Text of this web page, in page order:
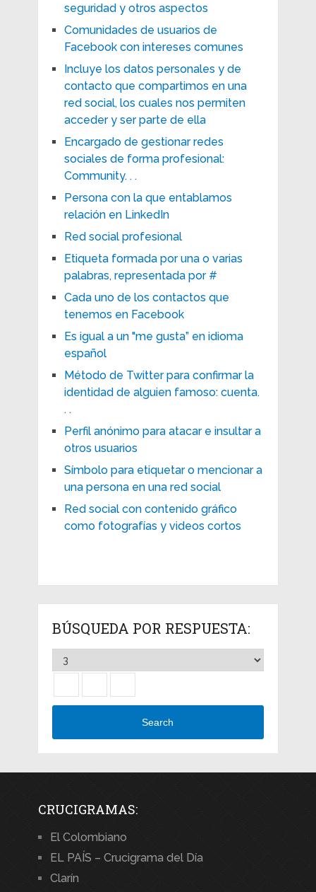
seguridad y otros aspectos
Comunidades de usuarios de
Facebook con intereses comunes
Incluye los datos personales y de
contacto que compartimos en una
red social, los cuales nos permiten
acceder y ser parte de ella
Encargado de gestionar redes
sociales de forma profesional:
Community. . .
Persona con la que entablamos
relación en LinkedIn
Red social profesional
Etiqueta formada por una o varias
palabras, representada por #
Cada uno de los contactos que
tenemos en Facebook
Es igual a un "me gusta” en idioma
español
Método de Twitter para confirmar la
identidad de alguien famoso: cuenta.
. .
Perfil anónimo para atacar e insultar a
otros usuarios
Símbolo para etiquetar o mencionar a
una persona en una red social
Red social con contenido gráfico
como fotografías y videos cortos
BÚSQUEDA POR RESPUESTA:
Search
CRUCIGRAMAS:
El Colombiano
EL PAÍS – Crucigrama del Día
Clarín